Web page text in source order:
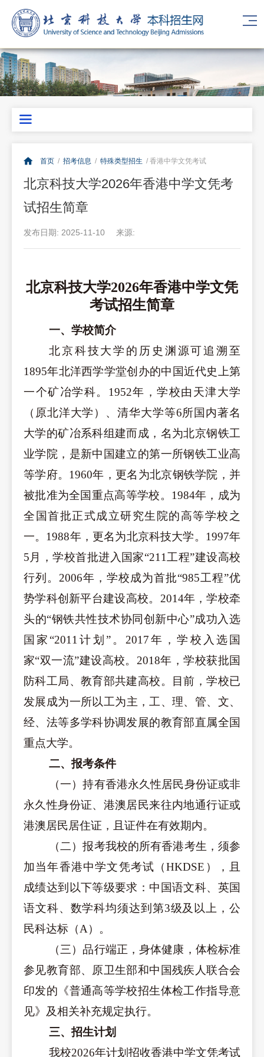
首页 / 招考信息 / 特殊类型招生 / 香港中学文凭考试
北京科技大学2026年香港中学文凭考
试招生简章
发布日期: 2025-11-10 来源:
北京科技大学2026年香港中学文凭
考试招生简章
一、学校简介
北京科技大学的历史渊源可追溯至
1895年北洋西学学堂创办的中国近代史上第
一个矿冶学科。1952年，学校由天津大学
（原北洋大学）、清华大学等6所国内著名
大学的矿冶系科组建而成，名为北京钢铁工
业学院，是新中国建立的第一所钢铁工业高
等学府。1960年，更名为北京钢铁学院，并
被批准为全国重点高等学校。1984年，成为
全国首批正式成立研究生院的高等学校之
一。1988年，更名为北京科技大学。1997年
5月，学校首批进入国家“211工程”建设高校
行列。2006年，学校成为首批“985工程”优
势学科创新平台建设高校。2014年，学校牵
头的“钢铁共性技术协同创新中心”成功入选
国家“2011计划”。2017年，学校入选国
家“双一流”建设高校。2018年，学校获批国
防科工局、教育部共建高校。目前，学校已
发展成为一所以工为主，工、理、管、文、
经、法等多学科协调发展的教育部直属全国
重点大学。
二、报考条件
（一）持有香港永久性居民身份证或非
永久性身份证、港澳居民来往内地通行证或
港澳居民居住证，且证件在有效期内。
（二）报考我校的所有香港考生，须参
加当年香港中学文凭考试（HKDSE），且
成绩达到以下等级要求： 中国语文科、英国
语文科、数学科均须达到第3级及以上，公
民科达标（A）。
（三）品行端正，身体健康，体检标准
参见教育部、原卫生部和中国残疾人联合会
印发的《普通高等学校招生体检工作指导意
见》及相关补充规定执行。
三、招生计划
我校2026年计划招收香港中学文凭考试